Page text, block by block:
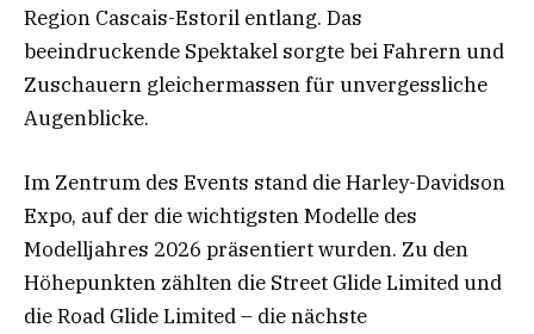
Region Cascais-Estoril entlang. Das
beeindruckende Spektakel sorgte bei Fahrern und
Zuschauern gleichermassen für unvergessliche
Augenblicke.
Im Zentrum des Events stand die Harley-Davidson
Expo, auf der die wichtigsten Modelle des
Modelljahres 2026 präsentiert wurden. Zu den
Höhepunkten zählten die Street Glide Limited und
die Road Glide Limited – die nächste